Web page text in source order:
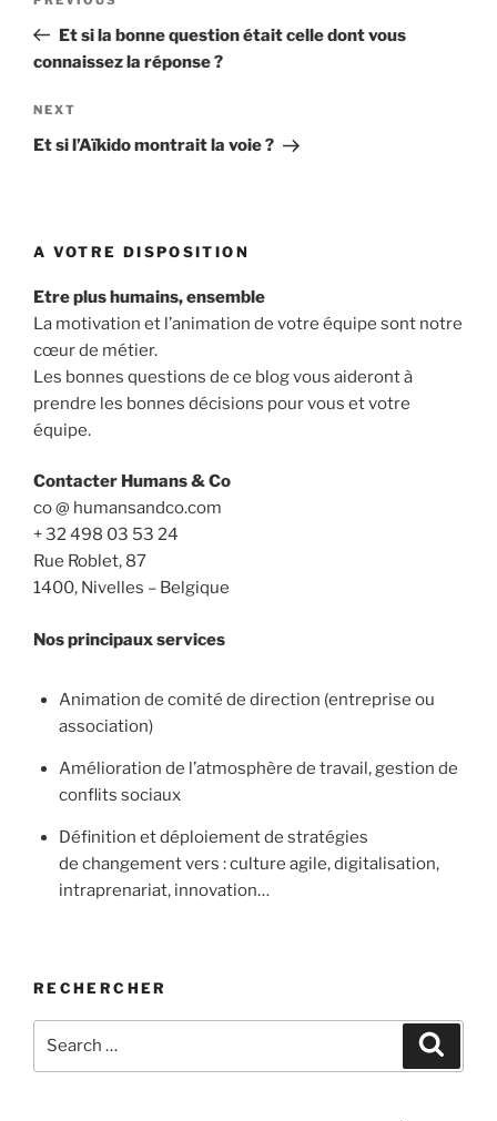
PostEt si la bonne question était celle dont vous
connaissez la réponse ?
Next
Post
NEXT
Et si l’Aïkido montrait la voie ?
A VOTRE DISPOSITION
Etre plus humains, ensemble
La motivation et l’animation de votre équipe sont notre
cœur de métier.
Les bonnes questions de ce blog vous aideront à
prendre les bonnes décisions pour vous et votre
équipe.
Contacter Humans & Co
co @ humansandco.com
+ 32 498 03 53 24
Rue Roblet, 87
1400, Nivelles – Belgique
Nos principaux services
Animation de comité de direction (entreprise ou
association)
Amélioration de l’atmosphère de travail, gestion de
conflits sociaux
Définition et déploiement de stratégies
de changement vers : culture agile, digitalisation,
intraprenariat, innovation…
RECHERCHER